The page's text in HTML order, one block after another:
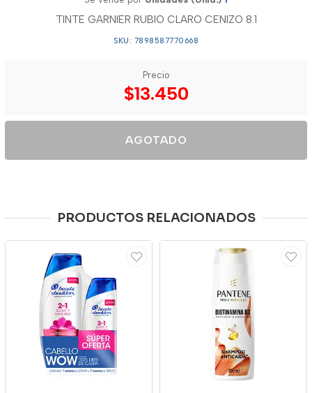
TINTE GARNIER RUBIO CLARO CENIZO 8.1
SKU: 7898587770668
Precio
$13.450
AGOTADO
PRODUCTOS RELACIONADOS